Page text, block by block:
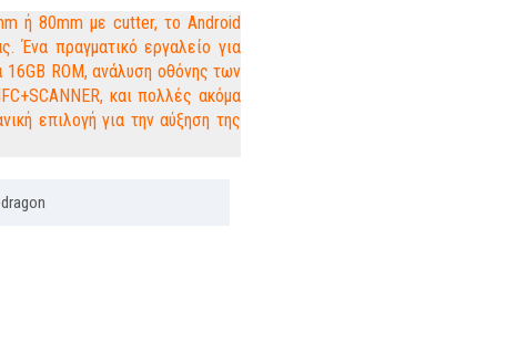
ή 80mm με cutter, το Android
Ένα πραγματικό εργαλείο για
16GB ROM, ανάλυση οθόνης των
και πολλές ακόμα
επιλογή για την αύξηση της